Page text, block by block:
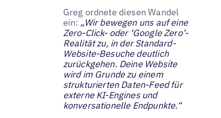
Greg ordnete diesen Wandel
ein: „Wir bewegen uns auf eine
Zero-Click- oder ‘Google Zero’-
Realität zu, in der Standard-
Website-Besuche deutlich
zurückgehen. Deine Website
wird im Grunde zu einem
strukturierten Daten-Feed für
externe KI-Engines und
konversationelle Endpunkte.“